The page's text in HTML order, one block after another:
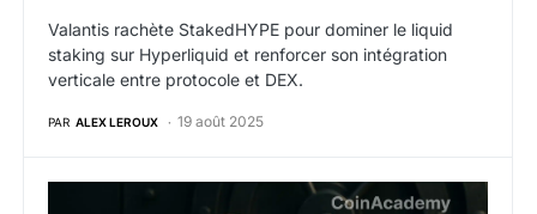
Valantis rachète StakedHYPE pour dominer le liquid
staking sur Hyperliquid et renforcer son intégration
verticale entre protocole et DEX.
PAR ALEX LEROUX 19 août 2025
Babylon lance des vaults Bitcoin sans tiers de